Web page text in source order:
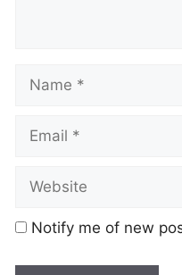
Notify me of new